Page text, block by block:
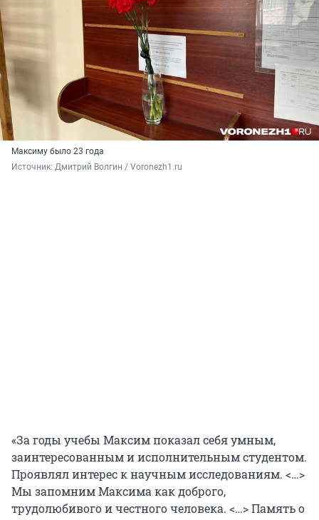
Максиму было 23 года
Источник: Дмитрий Волгин / Voronezh1.ru
«За годы учебы Максим показал себя умным,
заинтересованным и исполнительным студентом.
Проявлял интерес к научным исследованиям. <…>
Мы запомним Максима как доброго,
трудолюбивого и честного человека. <…> Память о